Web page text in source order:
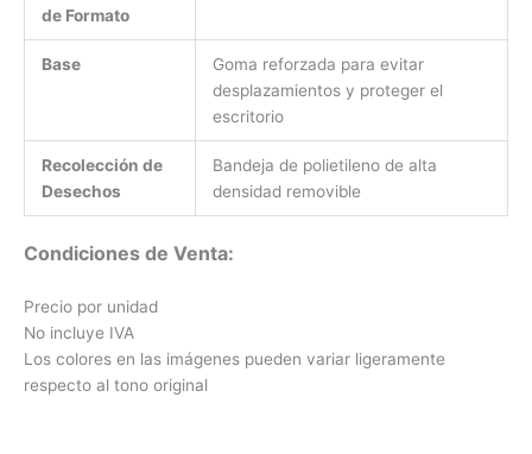
de Formato
Base
Goma reforzada para evitar
desplazamientos y proteger el
escritorio
Recolección de
Desechos
Bandeja de polietileno de alta
densidad removible
Condiciones de Venta:
Precio por unidad
No incluye IVA
Los colores en las imágenes pueden variar ligeramente
respecto al tono original